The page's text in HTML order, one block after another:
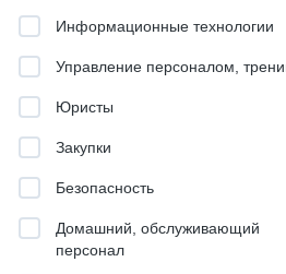
Информационные технологии
Управление персоналом,
Юристы
Закупки
Безопасность
Домашний, обслуживающий
персонал